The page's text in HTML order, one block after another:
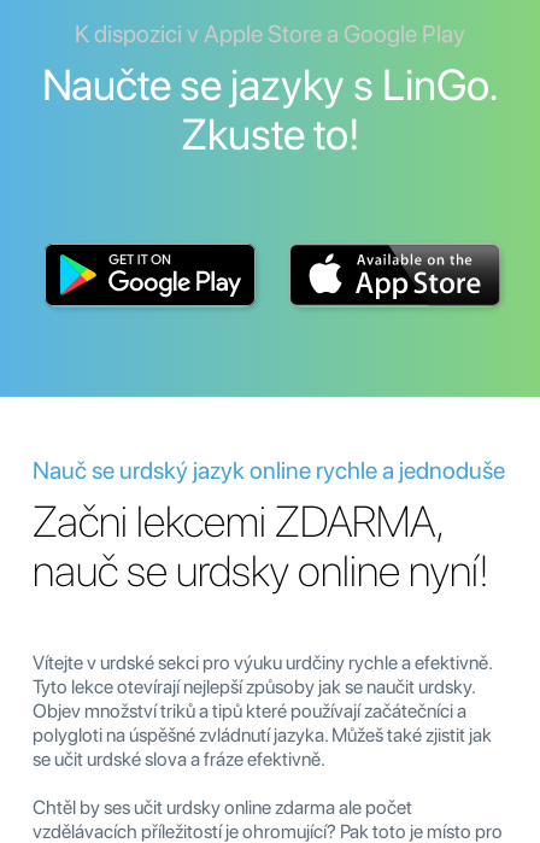
K dispozici v Apple Store a Google Play
Naučte se jazyky s LinGo.
Zkuste to!
Nauč se urdský jazyk online rychle a jednoduše
Začni lekcemi ZDARMA,
nauč se urdsky online nyní!
Vítejte v urdské sekci pro výuku urdčiny rychle a efektivně.
Tyto lekce otevírají nejlepší způsoby jak se naučit urdsky.
Objev množství triků a tipů které používají začátečníci a
polygloti na úspěšné zvládnutí jazyka. Můžeš také zjistit jak
se učit urdské slova a fráze efektivně.
Chtěl by ses učit urdsky online zdarma ale počet
vzdělávacích příležitostí je ohromující? Pak toto je místo pro